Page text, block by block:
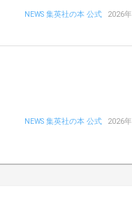
NEWS 集英社の本 公式 2026
NEWS 集英社の本 公式 2026